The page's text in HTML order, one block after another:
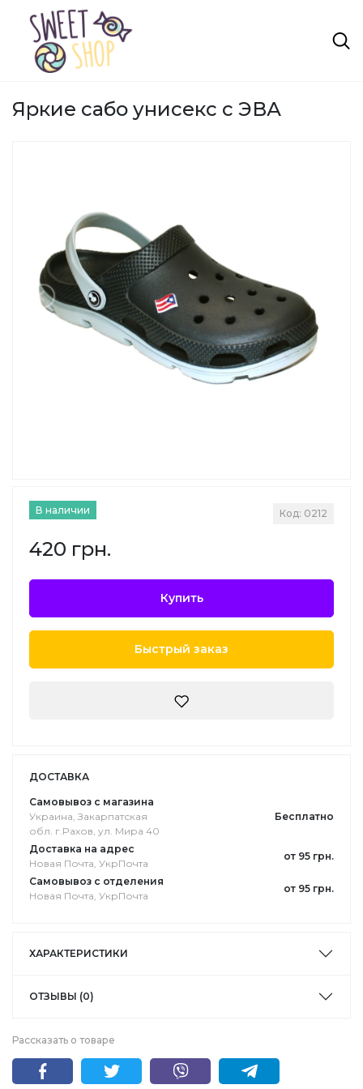
Яркие сабо унисекс с ЭВА
В наличии Код: 0212
420 грн.
Купить
Быстрый заказ
ДОСТАВКА
Самовывоз с магазина
Украина, Закарпатская
обл. г.Pахов, ул. Мира 40
Бесплатно
Доставка на адрес
Новая Почта, УкрПочта
от 95 грн.
Самовывоз с отделения
Новая Почта, УкрПочта
от 95 грн.
ХАРАКТЕРИСТИКИ
ОТЗЫВЫ (0)
Рассказать о товаре